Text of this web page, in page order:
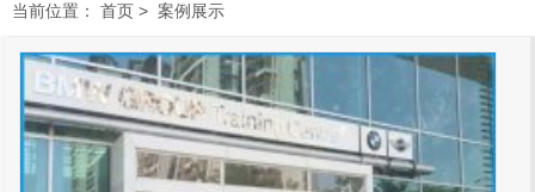
当前位置： 首页 > 案例展示